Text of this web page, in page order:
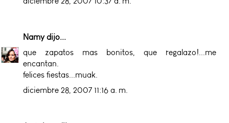
Namydijo...
que zapatos mas bonitos, que regalazo!...me
encantan.
felices fiestas...muak.
diciembre 28, 2007 11:16 a. m.